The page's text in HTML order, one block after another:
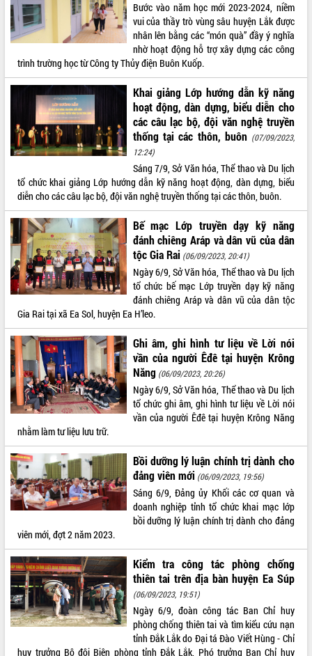
Loading the player...
Bí thư Tỉnh ủy Lương Nguyễn Minh
Triết thăm, tặng quà người có công với
cách mạng
Rà soát, hoàn thiện hệ thống thiết chế
văn hóa, thể thao đáp ứng yêu cầu
Thường trực HĐND tỉnh Đắk Lắk gặp
mặt Đoàn chuyên gia y tế TP. Hồ Chí
Minh
Lễ truy điệu và an táng hài cốt liệt sĩ
tại Nghĩa trang Liệt sĩ xã Sơn Hòa
Bàn giải pháp tháo gỡ khó khăn trong
xuất khẩu sầu riêng và triển khai quy
định EUDR
Thứ trưởng Bộ Nông nghiệp và Môi
trường Nguyễn Hoàng Hiệp khảo sát
vùng trồng và doanh nghiệp đóng gói
sầu riêng tại Đắk Lắk
Trình diễn nghệ thuật chế biến các
món ăn từ sầu riêng
Đắk Lắk công bố Quy hoạch và xúc
tiến đầu tư tỉnh
Ngành cá ngừ Đắk Lắk chủ động thích
ứng để giữ vững thị trường xuất khẩu
Diễn đàn Kinh tế tư nhân Việt Nam đột
phá cơ chế - Hợp tác công tư
Đề án 06 tạo bước ngoặt đột phá trong
cải cách hành chính tỉnh Đắk Lắk
Kết nối tour, đẩy mạnh chuyển đổi số
để phát triển du lịch Đắk Lắk
Khởi động Dự án Đầu tư xây dựng hạ
tầng kỹ thuật Cụm công nghiệp Tân
Tiến
Gặp mặt các cơ quan báo chí nhân Kỷ
niệm 101 năm Ngày Báo chí Cách
Đắk Lắk sơ kết 4 năm triển khai thực
ALBUM ẢNH
LIÊN KẾT WEB
THỐNG KÊ TRUY CẬP
Hôm nay: 18530
Tất cả:
65994672
Bước vào năm học mới 2023-2024, niềm
vui của thầy trò vùng sâu huyện Lắk được
nhân lên bằng các “món quà” đầy ý nghĩa
nhờ hoạt động hỗ trợ xây dựng các công
trình trường học từ Công ty Thủy điện Buôn Kuốp.
Khai giảng Lớp hướng dẫn kỹ năng
hoạt động, dàn dựng, biểu diễn cho
các câu lạc bộ, đội văn nghệ truyền
thống tại các thôn, buôn (07/09/2023,
12:24)
Sáng 7/9, Sở Văn hóa, Thể thao và Du lịch
tổ chức khai giảng Lớp hướng dẫn kỹ năng hoạt động, dàn dựng, biểu
diễn cho các câu lạc bộ, đội văn nghệ truyền thống tại các thôn, buôn.
Bế mạc Lớp truyền dạy kỹ năng
đánh chiêng Aráp và dân vũ của dân
tộc Gia Rai (06/09/2023, 20:41)
Ngày 6/9, Sở Văn hóa, Thể thao và Du lịch
tổ chức bế mạc Lớp truyền dạy kỹ năng
đánh chiêng Aráp và dân vũ của dân tộc
Gia Rai tại xã Ea Sol, huyện Ea H’leo.
Ghi âm, ghi hình tư liệu về Lời nói
vần của người Êđê tại huyện Krông
Năng (06/09/2023, 20:26)
Ngày 6/9, Sở Văn hóa, Thể thao và Du lịch
tổ chức ghi âm, ghi hình tư liệu về Lời nói
vần của người Êđê tại huyện Krông Năng
nhằm làm tư liệu lưu trữ.
Bồi dưỡng lý luận chính trị dành cho
đảng viên mới (06/09/2023, 19:56)
Sáng 6/9, Đảng ủy Khối các cơ quan và
doanh nghiệp tỉnh tổ chức khai mạc lớp
bồi dưỡng lý luận chính trị dành cho đảng
viên mới, đợt 2 năm 2023.
Kiểm tra công tác phòng chống
thiên tai trên địa bàn huyện Ea Súp
(06/09/2023, 19:51)
Ngày 6/9, đoàn công tác Ban Chỉ huy
phòng chống thiên tai và tìm kiểu cứu nạn
tỉnh Đắk Lắk do Đại tá Đào Viết Hùng - Chỉ
huy trưởng Bộ đội Biên phòng tỉnh Đắk Lắk, Phó trưởng Ban Chỉ huy